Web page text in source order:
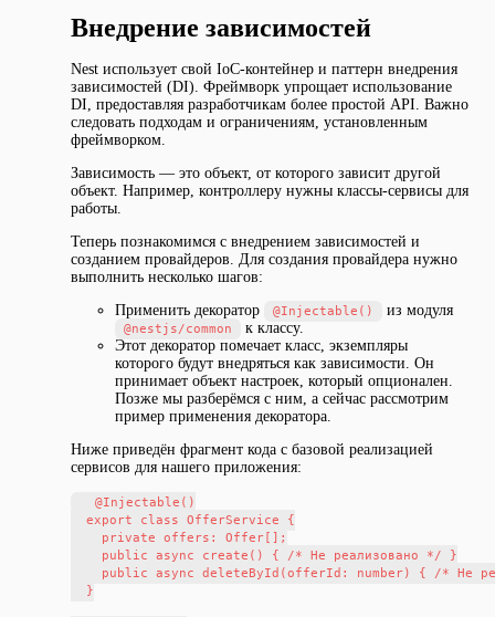
Внедрение зависимостей
Nest использует свой IoC-контейнер и паттерн внедрения
зависимостей (DI). Фреймворк упрощает использование
DI, предоставляя разработчикам более простой API. Важно
следовать подходам и ограничениям, установленным
фреймворком.
Зависимость — это объект, от которого зависит другой
объект. Например, контроллеру нужны классы-сервисы для
работы.
Теперь познакомимся с внедрением зависимостей и
созданием провайдеров. Для создания провайдера нужно
выполнить несколько шагов:
Применить декоратор
@Injectable() из модуля
@nestjs/common
к классу.
Этот декоратор помечает класс, экземпляры
которого будут внедряться как зависимости. Он
принимает объект настроек, который опционален.
Позже мы разберёмся с ним, а сейчас рассмотрим
пример применения декоратора.
Ниже приведён фрагмент кода с базовой реализацией
сервисов для нашего приложения:
  @Injectable()
  export class OfferService {
    private offers: Offer[];
    public async create() { /* Не реализовано */ }
public async deleteById(offerId: number) { /* Не
  }